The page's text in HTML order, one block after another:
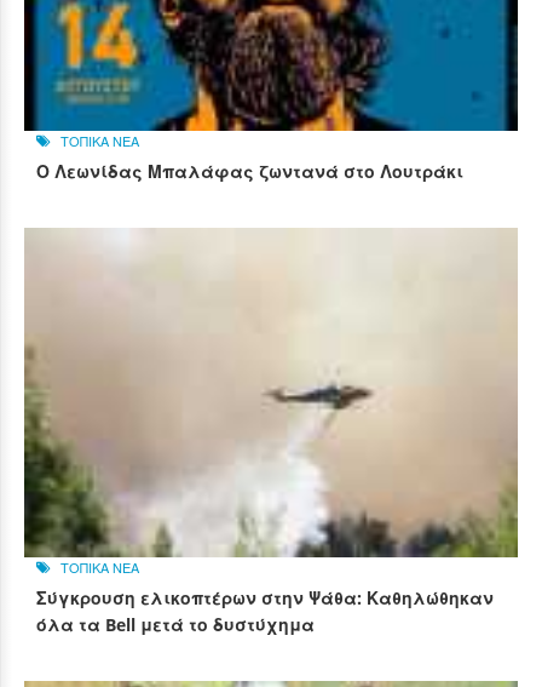
ΤΟΠΙΚΑ ΝΕΑ
Ο Λεωνίδας Μπαλάφας ζωντανά στο Λουτράκι
ΤΟΠΙΚΑ ΝΕΑ
Σύγκρουση ελικοπτέρων στην Ψάθα: Καθηλώθηκαν
όλα τα Bell μετά το δυστύχημα